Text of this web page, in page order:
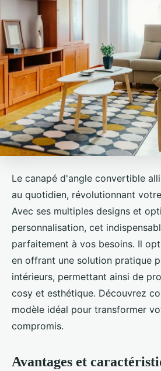
Le canapé d'angle convertible
au quotidien, révolutionnant
Avec ses multiples designs et
personnalisation, cet
parfaitement à vos besoins. Il
en offrant une solution pratique
intérieurs, permettant ainsi de
cosy et esthétique. Découvrez
modèle idéal pour transformer
compromis.
Avantages et